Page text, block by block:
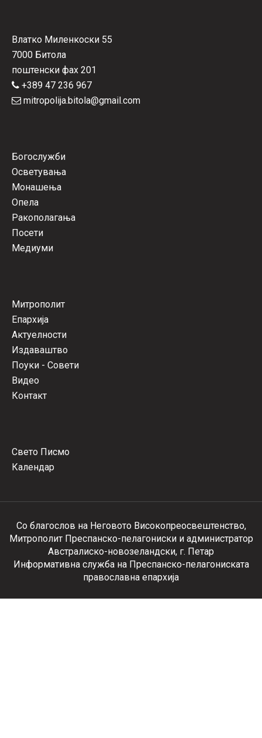
Влатко Миленкоски 55
7000 Битола
поштенски фах 201
+389 47 236 967
mitropolija.bitola@gmail.com
Богослужби
Осветувања
Монашења
Опела
Ракополагања
Посети
Медиуми
Митрополит
Епархија
Актуелности
Издаваштво
Поуки - Совети
Видео
Контакт
Свето Писмо
Календар
Со благослов на Неговото Високопреосвештенство,
Митрополит Преспанско-пелагониски и администратор
Австралиско-новозеландски, г. Петар
Информативна служба на Преспанско-пелагониската
православна епархија